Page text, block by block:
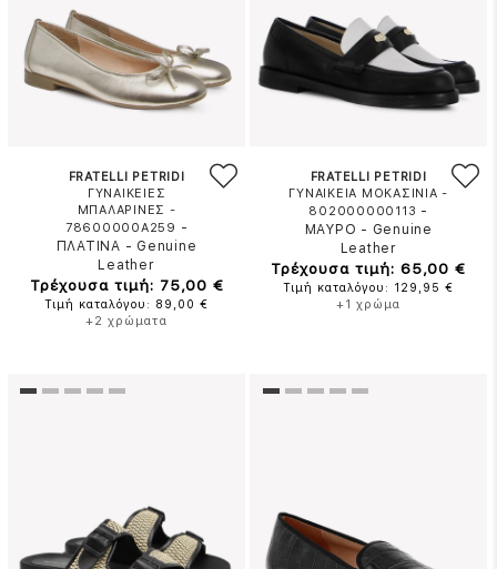
FRATELLI PETRIDI
ΓΥΝΑΙΚΕΙΕΣ
ΜΠΑΛΑΡΙΝΕΣ -
78600000A259 -
ΠΛΑΤΙΝΑ - Genuine
Leather
Τρέχουσα τιμή: 75,00 €
Τιμή καταλόγου: 89,00 €
+2 χρώματα
FRATELLI PETRIDI
ΓΥΝΑΙΚΕΙΑ ΜΟΚΑΣΙΝΙΑ -
802000000113 -
ΜΑΥΡΟ - Genuine
Leather
Τρέχουσα τιμή: 65,00 €
Τιμή καταλόγου: 129,95 €
+1 χρώμα